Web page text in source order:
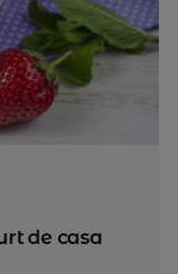
de casa